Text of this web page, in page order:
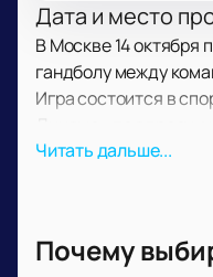
Дата и место
В Москве 14 октября
гандболу между
Игра состоится в
На площадке
Матч ЦСКА — АГУ-
турнир по женскому
Читать дальше...
Почему